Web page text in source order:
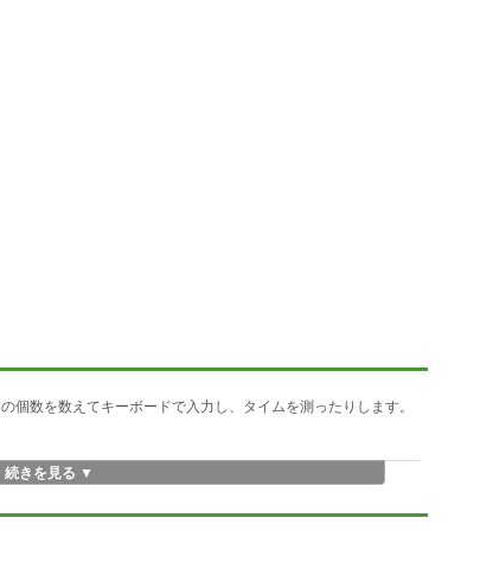
個数を数えてキーボードで入力し、タイムを測ったりします。
きを見る ▼